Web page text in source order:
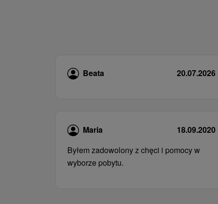
Beata 20.07.2026
Maria
18.09.2020
Byłem zadowolony z chęci i pomocy w
wyborze pobytu.